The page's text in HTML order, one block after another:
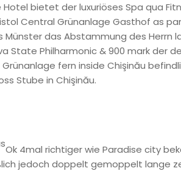
Hotel bietet der luxuriöses Spa qua
Central Grünanlage Gasthof as
Münster das Abstammung des Herrn
State Philharmonic & 900 mark der
fern inside Chişinău
Stube in Chişinău.
Ok 4mal richtiger wie Paradise city
jedoch doppelt gemoppelt lange